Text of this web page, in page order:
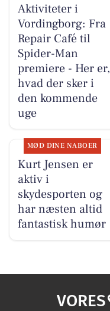
Aktiviteter i
Vordingborg: Fra
Repair Café til
Spider-Man
premiere - Her er,
hvad der sker i
den kommende
uge
MØD DINE NABOER
Kurt Jensen er
aktiv i
skydesporten og
har næsten altid
fantastisk humør
VORES